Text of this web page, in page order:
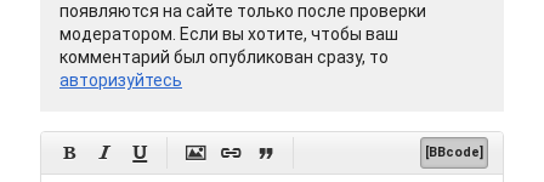
появляются на сайте только после проверки
модератором. Если вы хотите, чтобы ваш
комментарий был опубликован сразу, то
авторизуйтесь
      [BBcode]